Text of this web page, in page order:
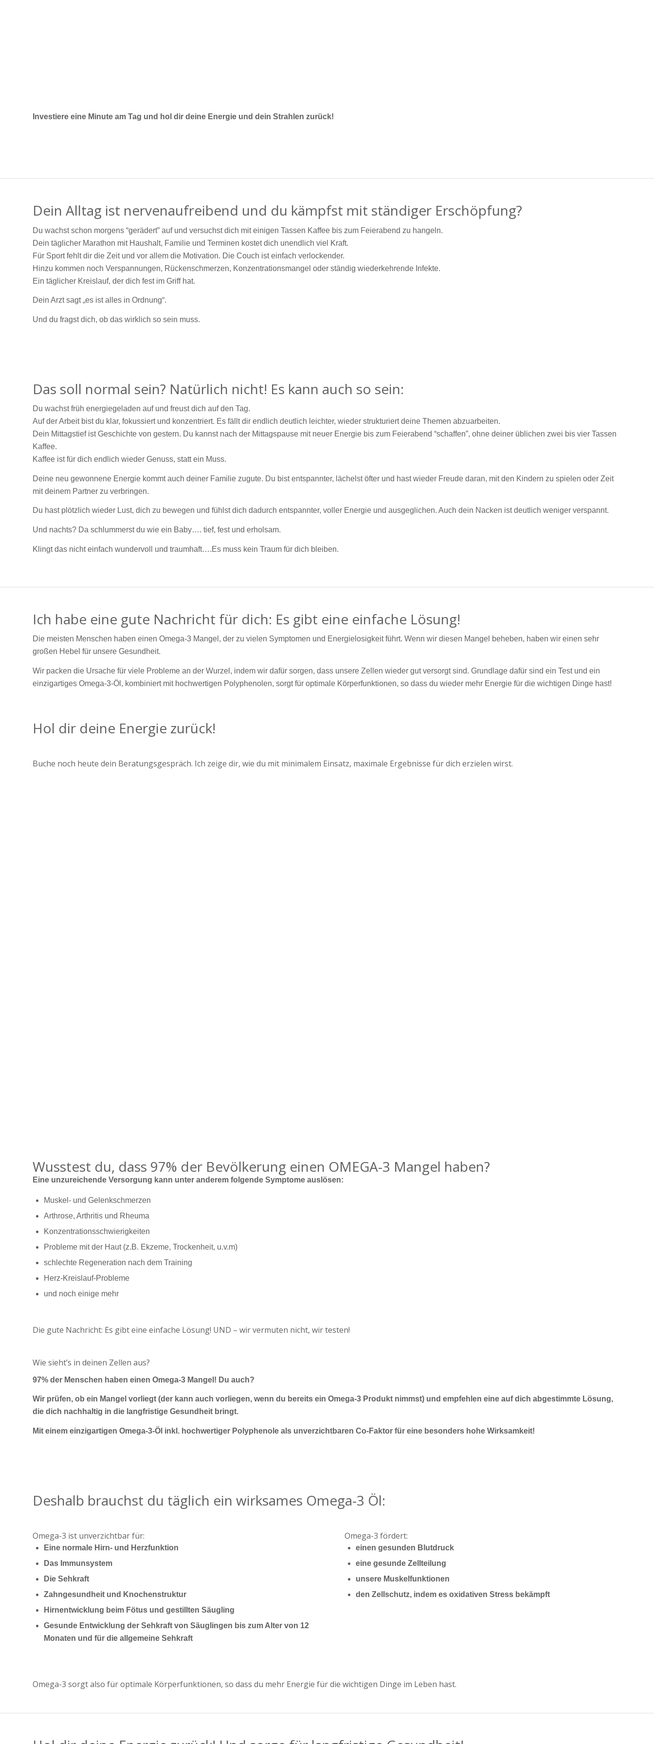
Investiere eine Minute am Tag und hol dir deine Energie und dein Strahlen zurück!
Dein Alltag ist nervenaufreibend und du kämpfst mit ständiger Erschöpfung?
Du wachst schon morgens “gerädert” auf und versuchst dich mit einigen Tassen Kaffee bis zum Feierabend zu hangeln.
Dein täglicher Marathon mit Haushalt, Familie und Terminen kostet dich unendlich viel Kraft.
Für Sport fehlt dir die Zeit und vor allem die Motivation. Die Couch ist einfach verlockender.
Hinzu kommen noch Verspannungen, Rückenschmerzen, Konzentrationsmangel oder ständig wiederkehrende Infekte.
Ein täglicher Kreislauf, der dich fest im Griff hat.
Dein Arzt sagt „es ist alles in Ordnung“.
Und du fragst dich, ob das wirklich so sein muss.
Das soll normal sein? Natürlich nicht! Es kann auch so sein:
Du wachst früh energiegeladen auf und freust dich auf den Tag.
Auf der Arbeit bist du klar, fokussiert und konzentriert. Es fällt dir endlich deutlich leichter, wieder strukturiert deine Themen abzuarbeiten.
Dein Mittagstief ist Geschichte von gestern. Du kannst nach der Mittagspause mit neuer Energie bis zum Feierabend “schaffen”, ohne deiner üblichen zwei bis vier Tassen
Kaffee.
Kaffee ist für dich endlich wieder Genuss, statt ein Muss.
Deine neu gewonnene Energie kommt auch deiner Familie zugute. Du bist entspannter, lächelst öfter und hast wieder Freude daran, mit den Kindern zu spielen oder Zeit
mit deinem Partner zu verbringen.
Du hast plötzlich wieder Lust, dich zu bewegen und fühlst dich dadurch entspannter, voller Energie und ausgeglichen. Auch dein Nacken ist deutlich weniger verspannt.
Und nachts? Da schlummerst du wie ein Baby…. tief, fest und erholsam.
Klingt das nicht einfach wundervoll und traumhaft….Es muss kein Traum für dich bleiben.
Ich habe eine gute Nachricht für dich: Es gibt eine einfache Lösung!
Die meisten Menschen haben einen Omega-3 Mangel, der zu vielen Symptomen und Energielosigkeit führt. Wenn wir diesen Mangel beheben, haben wir einen sehr
großen Hebel für unsere Gesundheit.
Wir packen die Ursache für viele Probleme an der Wurzel, indem wir dafür sorgen, dass unsere Zellen wieder gut versorgt sind. Grundlage dafür sind ein Test und ein
einzigartiges Omega-3-Öl, kombiniert mit hochwertigen Polyphenolen, sorgt für optimale Körperfunktionen, so dass du wieder mehr Energie für die wichtigen Dinge hast!
Hol dir deine Energie zurück!
Buche noch heute dein Beratungsgespräch. Ich zeige dir, wie du mit minimalem Einsatz, maximale Ergebnisse für dich erzielen wirst.
Wusstest du, dass 97% der Bevölkerung einen OMEGA-3 Mangel haben?
Eine unzureichende Versorgung kann unter anderem folgende Symptome auslösen:
Muskel- und Gelenkschmerzen
Arthrose, Arthritis und Rheuma
Konzentrationsschwierigkeiten
Probleme mit der Haut (z.B. Ekzeme, Trockenheit, u.v.m)
schlechte Regeneration nach dem Training
Herz-Kreislauf-Probleme
und noch einige mehr
Die gute Nachricht: Es gibt eine einfache Lösung! UND – wir vermuten nicht, wir testen!
Wie sieht’s in deinen Zellen aus?
97% der Menschen haben einen Omega-3 Mangel! Du auch?
Wir prüfen, ob ein Mangel vorliegt (der kann auch vorliegen, wenn du bereits ein Omega-3 Produkt nimmst) und empfehlen eine auf dich abgestimmte Lösung,
die dich nachhaltig in die langfristige Gesundheit bringt.
Mit einem einzigartigen Omega-3-Öl inkl. hochwertiger Polyphenole als unverzichtbaren Co-Faktor für eine besonders hohe Wirksamkeit!
Deshalb brauchst du täglich ein wirksames Omega-3 Öl:
Omega-3 ist unverzichtbar für:
Eine normale Hirn- und Herzfunktion
Das Immunsystem
Die Sehkraft
Zahngesundheit und Knochenstruktur
Hirnentwicklung beim Fötus und gestillten Säugling
Gesunde Entwicklung der Sehkraft von Säuglingen bis zum Alter von 12
Monaten und für die allgemeine Sehkraft
Omega-3 fördert:
einen gesunden Blutdruck
eine gesunde Zellteilung
unsere Muskelfunktionen
den Zellschutz, indem es oxidativen Stress bekämpft
Omega-3 sorgt also für optimale Körperfunktionen, so dass du mehr Energie für die wichtigen Dinge im Leben hast.